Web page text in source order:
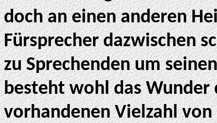
doch an einen anderen
Fürsprecher dazwischen
zu Sprechenden um
besteht wohl das Wunder
vorhandenen Vielzahl